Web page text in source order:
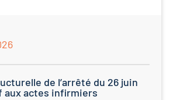
de l’arrêté du 26 juin
aux actes infirmiers